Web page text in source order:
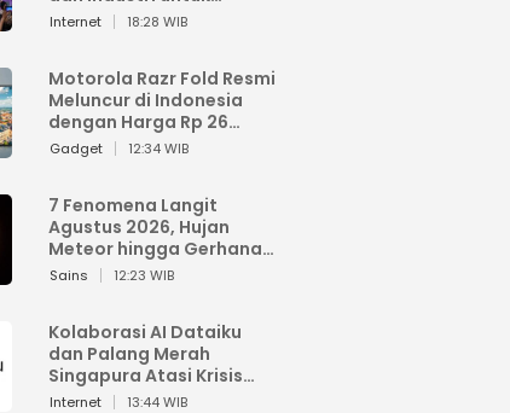
Percepatan
Internet 18:28 WIB
Motorola Razr Fold Resmi
Meluncur di Indonesia
dengan Harga Rp 26
Jutaan
Gadget 12:34 WIB
7 Fenomena Langit
Agustus 2026, Hujan
Meteor hingga Gerhana
Matahari
Sains 12:23 WIB
Kolaborasi AI Dataiku
dan Palang Merah
Singapura Atasi Krisis
Bencana
Internet 13:44 WIB